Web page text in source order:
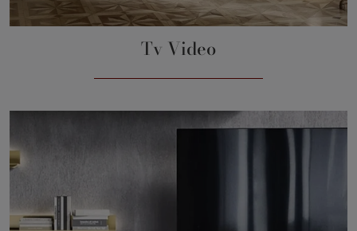
Tv Video